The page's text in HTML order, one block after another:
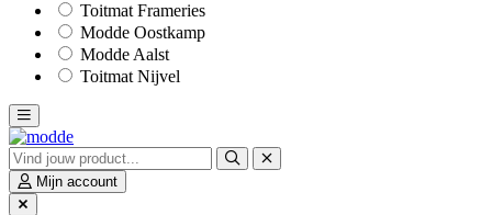
Toitmat Frameries
Modde Oostkamp
Modde Aalst
Toitmat Nijvel
Mijn account